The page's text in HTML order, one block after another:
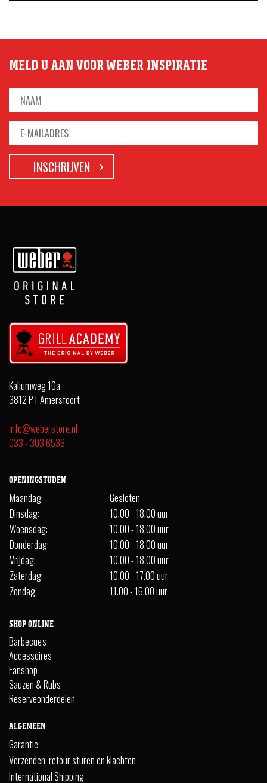
MELD U AAN VOOR WEBER INSPIRATIE
Kaliumweg 10a
3812 PT Amersfoort
info@weberstore.nl
033 - 303 6536
OPENINGSTIJDEN
Maandag:
Gesloten
Dinsdag:
10.00 - 18.00 uur
Woensdag:
10.00 - 18.00 uur
Donderdag:
10.00 - 18.00 uur
Vrijdag:
10.00 - 18.00 uur
Zaterdag:
10.00 - 17.00 uur
Zondag:
11.00 - 16.00 uur
SHOP ONLINE
Barbecue's
Accessoires
Fanshop
Sauzen & Rubs
Reserveonderdelen
ALGEMEEN
Garantie
Verzenden, retour sturen en klachten
International Shipping